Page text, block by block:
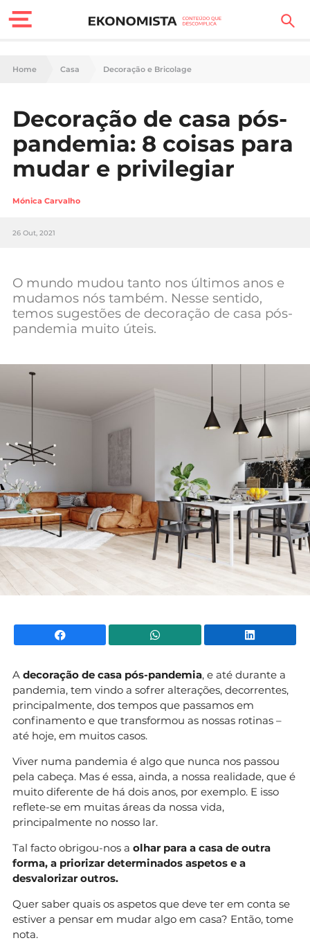
Finanças Pessoais
Carreira
Casa
Lifestyle
Sociedade
Negócios
Mundial 2026
Home Casa Decoração e Bricolage
Decoração de casa pós-
pandemia: 8 coisas para
mudar e privilegiar
Mónica Carvalho
26 Out, 2021
O mundo mudou tanto nos últimos anos e
mudamos nós também. Nesse sentido,
temos sugestões de decoração de casa pós-
pandemia muito úteis.
Facebook WhatsApp
A decoração de casa pós-pandemia, e até durante a
pandemia, tem vindo a sofrer alterações, decorrentes,
principalmente, dos tempos que passamos em
confinamento e que transformou as nossas rotinas –
até hoje, em muitos casos.
Viver numa pandemia é algo que nunca nos passou
pela cabeça. Mas é essa, ainda, a nossa realidade, que é
muito diferente de há dois anos, por exemplo. E isso
reflete-se em muitas áreas da nossa vida,
principalmente no nosso lar.
Tal facto obrigou-nos a olhar para a casa de outra
forma, a priorizar determinados aspetos e a
desvalorizar outros.
Quer saber quais os aspetos que deve ter em conta se
estiver a pensar em mudar algo em casa? Então, tome
nota.